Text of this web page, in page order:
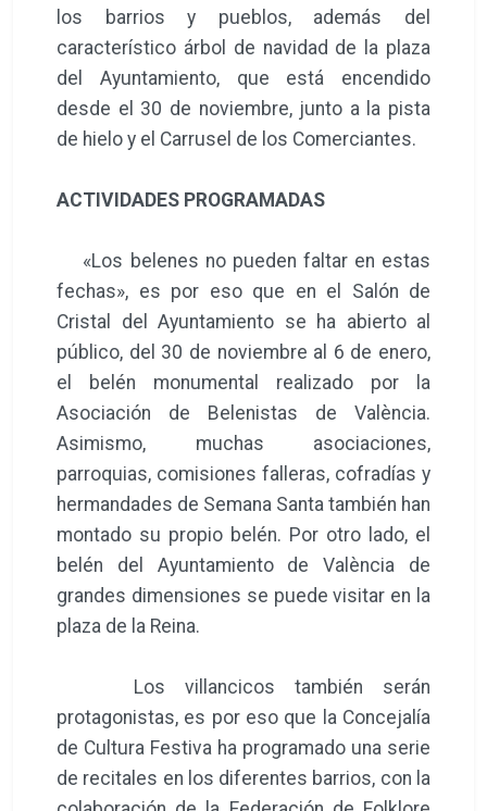
los barrios y pueblos, además del
característico árbol de navidad de la plaza
del Ayuntamiento, que está encendido
desde el 30 de noviembre, junto a la pista
de hielo y el Carrusel de los Comerciantes.
ACTIVIDADES PROGRAMADAS
«Los belenes no pueden faltar en estas
fechas», es por eso que en el Salón de
Cristal del Ayuntamiento se ha abierto al
público, del 30 de noviembre al 6 de enero,
el belén monumental realizado por la
Asociación de Belenistas de València.
Asimismo, muchas asociaciones,
parroquias, comisiones falleras, cofradías y
hermandades de Semana Santa también han
montado su propio belén. Por otro lado, el
belén del Ayuntamiento de València de
grandes dimensiones se puede visitar en la
plaza de la Reina.
Los villancicos también serán
protagonistas, es por eso que la Concejalía
de Cultura Festiva ha programado una serie
de recitales en los diferentes barrios, con la